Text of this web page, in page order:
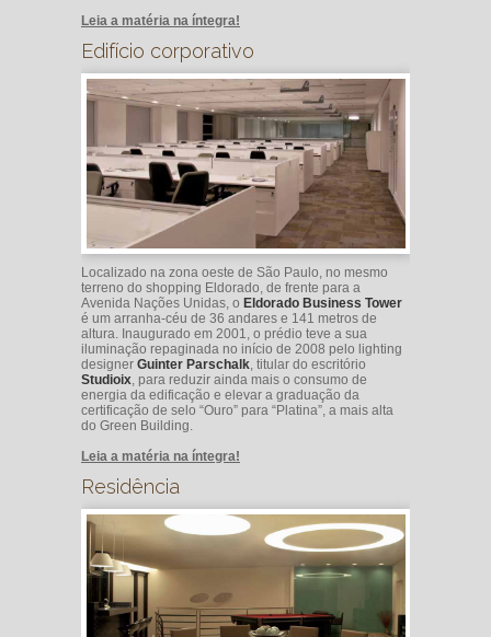
Leia a matéria na íntegra!
Edifício corporativo
Localizado na zona oeste de São Paulo, no mesmo
terreno do shopping Eldorado, de frente para a
Avenida Nações Unidas, o Eldorado Business Tower
é um arranha-céu de 36 andares e 141 metros de
altura. Inaugurado em 2001, o prédio teve a sua
iluminação repaginada no início de 2008 pelo lighting
designer Guinter Parschalk, titular do escritório
Studioix, para reduzir ainda mais o consumo de
energia da edificação e elevar a graduação da
certificação de selo “Ouro” para “Platina”, a mais alta
do Green Building.
Leia a matéria na íntegra!
Residência